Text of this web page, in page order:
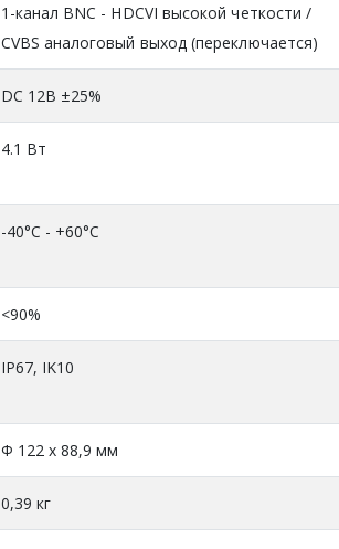
1-канал BNC - HDCVI высокой четкости /
CVBS аналоговый выход (переключается)
DC 12В ±25%
4.1 Вт
-40°C - +60°C
<90%
IP67, IK10
Ф 122 х 88,9 мм
0,39 кг